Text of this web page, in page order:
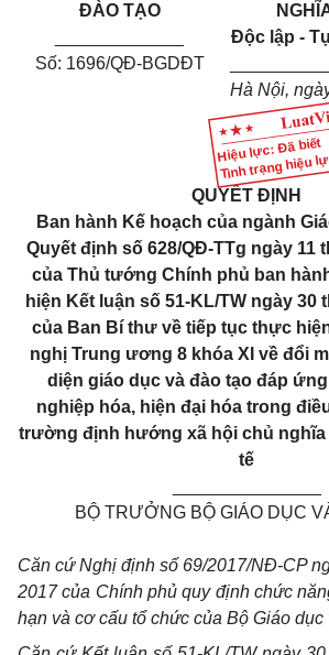
Hiệu lực: Đã biết
Tình trạng hiệu
ĐÀO TẠO
Số: 1696/QĐ-BGDĐT
Độc lập -
Hà Nội,
QUYẾT ĐỊNH
Ban hành Kế hoạch của ngành
Quyết định số 628/QĐ-TTg ngày 11
của Thủ tướng Chính phủ ban
hiện Kết luận số 51-KL/TW ngày 30
của Ban Bí thư về tiếp tục thực
nghị Trung ương 8 khóa XI về đổi
diện giáo dục và đào tạo đáp
nghiệp hóa, hiện đại hóa trong
trường định hướng xã hội chủ nghĩa
tế
BỘ TRƯỞNG BỘ GIÁO DỤC
Căn cứNghị định số 69/2017/NĐ-CP n
2017 của Chính phủ quy định chức
hạn và cơ cấu tổchức của Bộ Giáo dục